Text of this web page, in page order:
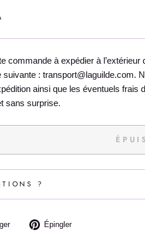
commande à expédier à
suivante : transport@laguilde.com.
ainsi que les éventuels frais
sans surprise.
?
PartagerÉpingler